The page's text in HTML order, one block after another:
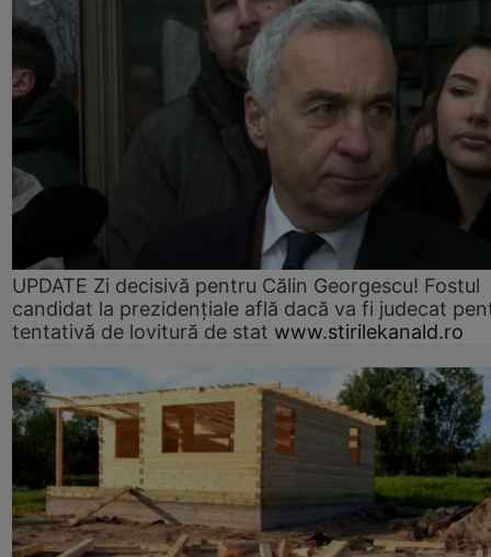
UPDATE Zi decisivă pentru Călin Georgescu! Fostul
candidat la prezidențiale află dacă va fi judecat
tentativă de lovitură de stat www.stirilekanald.ro